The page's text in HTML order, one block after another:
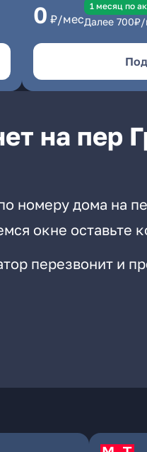
0 ₽/мес
1 месяц по
Далее 700₽/
на пер
номеру дома на
окне оставьте
перезвонит и